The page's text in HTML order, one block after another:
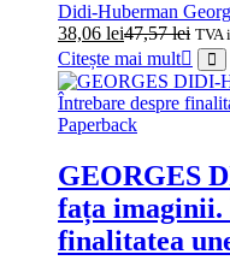
Didi-Huberman
38,06 lei47,57lei TVA
Citește mai mult
Paperback
GEORGES
fața imaginii.
finalitatea